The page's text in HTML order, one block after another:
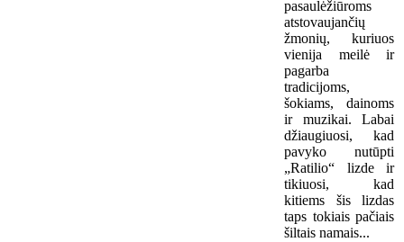
pasaulėžiūroms
atstovaujančių
žmonių, kuriuos
vienija meilė ir
pagarba
tradicijoms,
šokiams, dainoms
ir muzikai. Labai
džiaugiuosi, kad
pavyko nutūpti
„Ratilio“ lizde ir
tikiuosi, kad
kitiems šis lizdas
taps tokiais pačiais
šiltais namais...